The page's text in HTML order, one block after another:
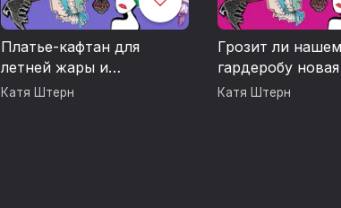
Платье-кафтан для
летней жары и
психоделические
Катя Штерн
Грозит ли
гардеробу новая
депрессия?
Катя Штерн